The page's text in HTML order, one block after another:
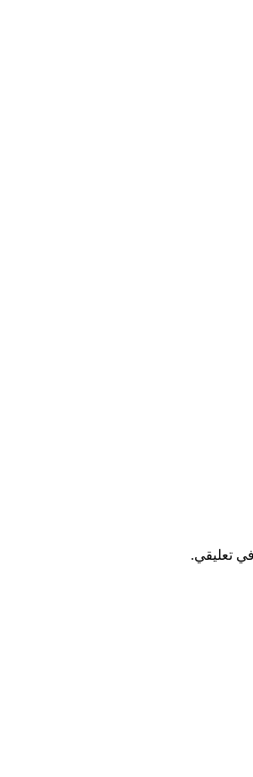
تعليقي.